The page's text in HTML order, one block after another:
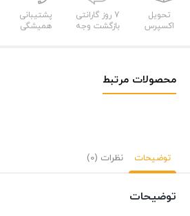
تحویل
اکسپرس
7 روز گارانتی
بازگشت وجه
پشتیبانی
همیشگی
محصولات مرتبط
توضیحات نظرات (0)
توضیحات